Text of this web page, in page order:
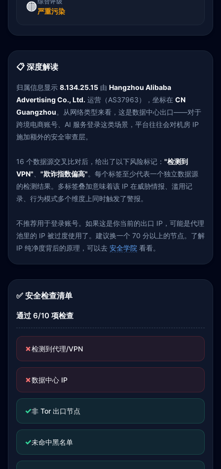
🟠严重污染
📋 深度解读
归属信息显示 8.134.25.15 由 Hangzhou Alibaba
Advertising Co., Ltd. 运营（AS37963），坐标在 CN
Guangzhou。从网络类型来看，这是数据中心出口——对于
跨境电商账号、AI 服务登录这类场景，平台往往会对机房 IP
施加额外的安全审查层。
16 个数据源交叉比对后，给出了以下风险标记： "检测到
VPN"
"欺诈指数偏高"。每个标签至少代表一个独立数据源
的检测结果。多标签叠加意味着该 IP 在威胁情报、滥用记
录、行为模式多个维度上同时触发了警报。
不推荐用于登录账号。如果这是你当前的出口 IP，可能是代理
池里的 IP 被过度使用了。建议换一个 70 分以上的节点。了解
IP 纯净度背后的原理，可以去 安全学院 看看。
✅ 安全检查清单
通过 6/10 项检查
✗检测到代理/VPN
✗数据中心 IP
✓非 Tor 出口节点
✓未命中黑名单